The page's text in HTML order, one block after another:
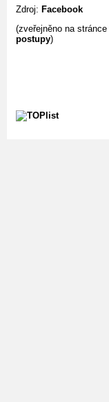
Zdroj: Facebook
(zveřejněno na stránce
postupy)